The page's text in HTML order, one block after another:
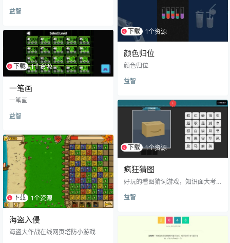
益智
下载 1个资源
颜色归位
颜色归位
益智
下载 1个资源
一笔画
一笔画
益智
下载 1个资源
疯狂猜图
好玩的看图猜词游戏，知识面大考
益智
下载 1个资源
海盗入侵
海盗大作战在线网页塔防小游戏